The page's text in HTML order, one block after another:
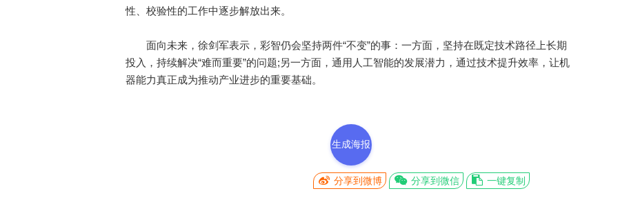
性、校验性的工作中逐步解放出来。
面向未来，徐剑军表示，彩智仍会坚持两件“不变”的事：一方面，坚持在既定技术路径上长期
投入，持续解决“难而重要”的问题;另一方面，通用人工智能的发展潜力，通过技术提升效率，让机
器能力真正成为推动产业进步的重要基础。
生成海报
分享到微博 分享到微信 一键复制